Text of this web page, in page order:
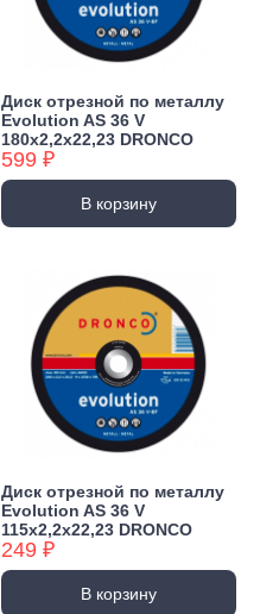
Диск отрезной по металлу
Evolution AS 36 V
180х2,2х22,23 DRONCO
599 ₽
В корзину
Диск отрезной по металлу
Evolution AS 36 V
115х2,2х22,23 DRONCO
249 ₽
В корзину